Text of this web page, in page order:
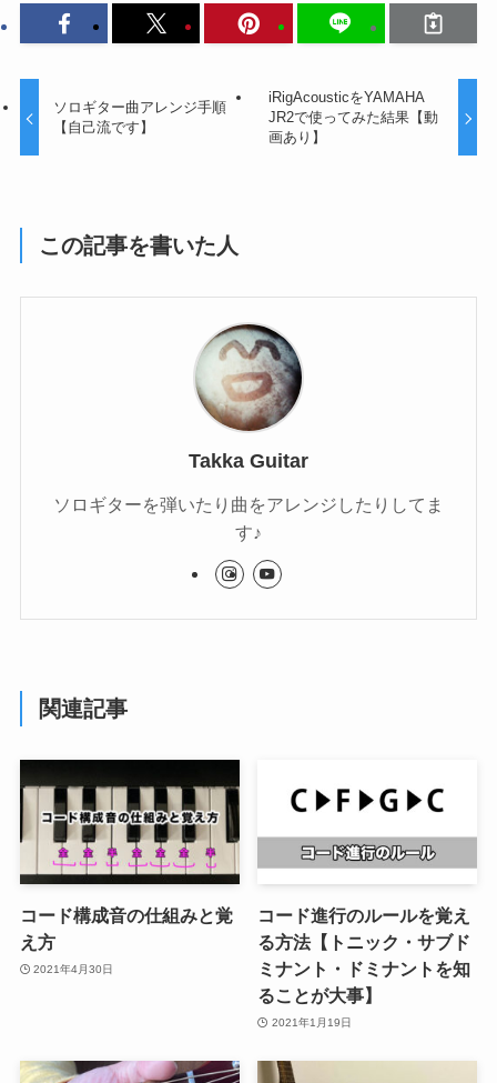
ソロギター曲アレンジ手順
【自己流です】
iRigAcousticをYAMAHA
JR2で使ってみた結果【動
画あり】
この記事を書いた人
Takka Guitar
ソロギターを弾いたり曲をアレンジしたりしてま
す♪
関連記事
コード構成音の仕組みと覚
え方
2021年4月30日
コード進行のルールを覚え
る方法【トニック・サブド
ミナント・ドミナントを知
ることが大事】
2021年1月19日